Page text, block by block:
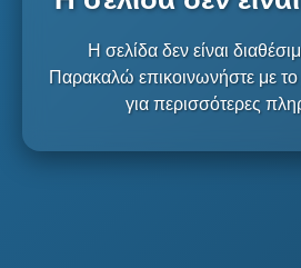
Η σελίδα δεν είναι
Παρακαλώ επικοινωνήστε με το
για περισσότερες